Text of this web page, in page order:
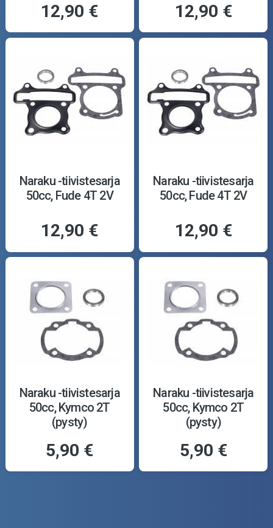
12,90 € 12,90 €
Naraku -tiivistesarja
50cc, Fude 4T 2V
12,90 €
Naraku -tiivistesarja
50cc, Fude 4T 2V
12,90 €
Naraku -tiivistesarja
50cc, Kymco 2T
(pysty)
5,90 €
Naraku -tiivistesarja
50cc, Kymco 2T
(pysty)
5,90 €